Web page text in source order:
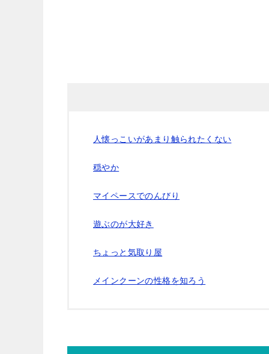
人懐っこいがあまり触られたくない
穏やか
マイペースでのんびり
遊ぶのが大好き
ちょっと気取り屋
メインクーンの性格を知ろう